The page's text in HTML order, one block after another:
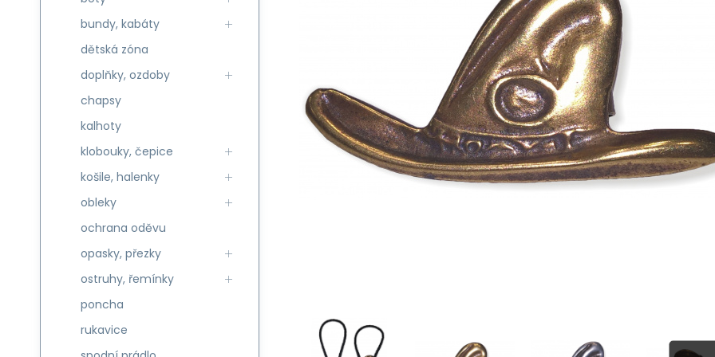
bundy, kabáty
dětská zóna
doplňky, ozdoby
chapsy
kalhoty
klobouky, čepice
košile, halenky
obleky
ochrana oděvu
opasky, přezky
ostruhy, řemínky
poncha
rukavice